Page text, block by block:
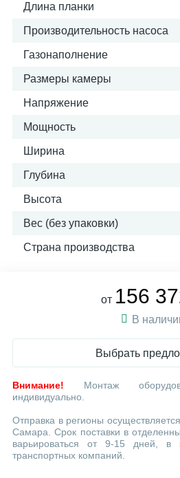
Длина планки
Производительность насоса
Газонаполнение
Размеры камеры
Напряжение
Мощность
Ширина
Глубина
Высота
Вес (без упаковки)
Страна производства
от 156
В
Выбрать
Внимание! Монтаж
индивидуально.
Отправка в регионы
Самара. Срок поставки в
варьироваться от 9-15 дней, в
транспортных компаний.